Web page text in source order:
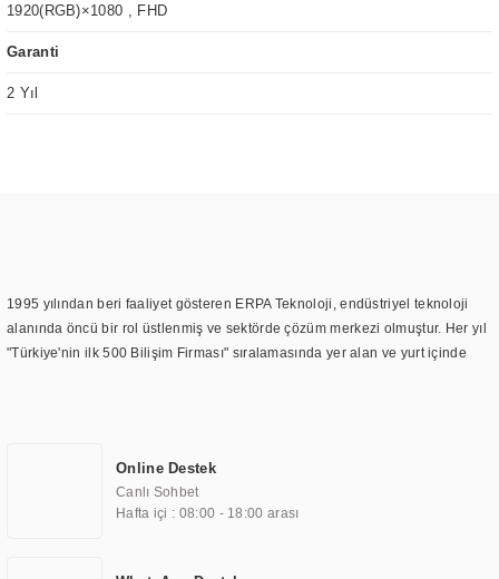
1920(RGB)×1080 , FHD
Garanti
2 Yıl
1995 yılından beri faaliyet gösteren ERPA Teknoloji, endüstriyel teknoloji
alanında öncü bir rol üstlenmiş ve sektörde çözüm merkezi olmuştur. Her yıl
"Türkiye'nin ilk 500 Bilişim Firması" sıralamasında yer alan ve yurt içinde
TOCHI markası altında kendi ürettiği ürünlerde kullanmıştır. Günümüzde
TOCHI; videowall, digital signage, kiosk, totem, akıllı durak ekranı, araç içi
ekran, asansör ekranı, digital menüboard, marin ekran, medikal ekran,
ekranları, endüstriyel ekranlar, kapı önü bilgi ekranları, panel PC,
Online Destek
Canlı Sohbet
Hafta içi : 08:00 - 18:00 arası